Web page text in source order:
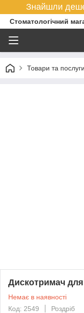
Знайшли
Стоматологічний
Товари та послуги
Дискотримач
Немає в наявності
Код: 2549
Роздріб